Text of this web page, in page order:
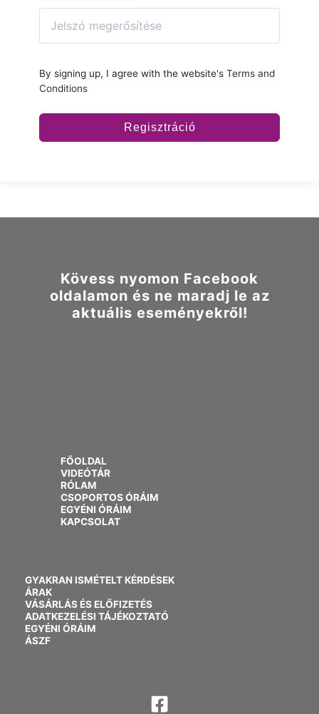
By signing up, I agree with the website's Terms and
Conditions
Regisztráció
Kövess nyomon Facebook
oldalamon és ne maradj le az
aktuális eseményekről!
FŐOLDAL
VIDEÓTÁR
RÓLAM
CSOPORTOS ÓRÁIM
EGYÉNI ÓRÁIM
KAPCSOLAT
GYAKRAN ISMÉTELT KÉRDÉSEK
ÁRAK
VÁSÁRLÁS ÉS ELŐFIZETÉS
ADATKEZELÉSI TÁJÉKOZTATÓ
EGYÉNI ÓRÁIM
ÁSZF